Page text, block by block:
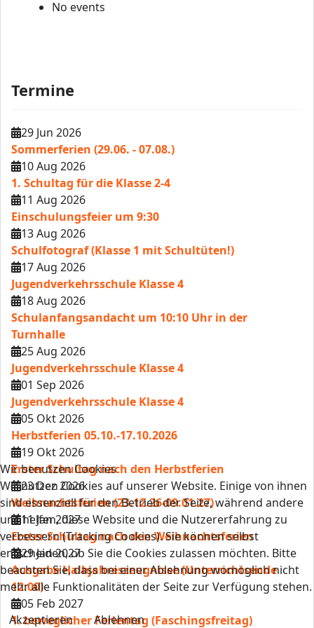
No events
Termine
29 Jun 2026
Sommerferien (29.06. - 07.08.)
10 Aug 2026
1. Schultag für die Klasse 2-4
11 Aug 2026
Einschulungsfeier um 9:30
13 Aug 2026
Schulfotograf (Klasse 1 mit Schultüten!)
17 Aug 2026
Jugendverkehrsschule Klasse 4
18 Aug 2026
Schulanfangsandacht um 10:10 Uhr in der
Turnhalle
25 Aug 2026
Jugendverkehrsschule Klasse 4
01 Sep 2026
Jugendverkehrsschule Klasse 4
05 Okt 2026
Herbstferien 05.10.-17.10.2026
19 Okt 2026
Erster Schultag nach den Herbstferien
23 Dez 2026
Weihnachtsferien (23.12.26-09.01.27)
11 Jan 2027
Erster Schultag nach den Weihnachtsferien
29 Jan 2027
Ausgabe Halbjahreszeugnisse (Unterrichtsende
12:00)
05 Feb 2027
1. beweglicher Ferientag (Faschingsfreitag)
Wir benutzen Cookies
Wir nutzen Cookies auf unserer Website. Einige von ihnen
sind essenziell für den Betrieb der Seite, während andere
uns helfen, diese Website und die Nutzererfahrung zu
verbessern (Tracking Cookies). Sie können selbst
entscheiden, ob Sie die Cookies zulassen möchten. Bitte
beachten Sie, dass bei einer Ablehnung womöglich nicht
mehr alle Funktionalitäten der Seite zur Verfügung stehen.
Akzeptieren Ablehnen